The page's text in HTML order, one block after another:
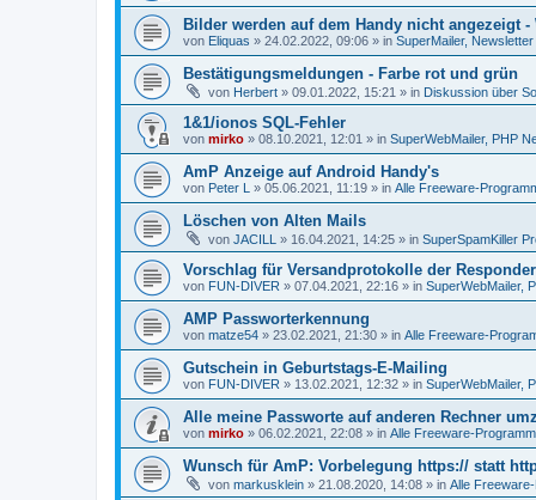
Bilder werden auf dem Handy nicht angezeigt -
von Eliquas » 24.02.2022, 09:06 » in SuperMailer,
Bestätigungsmeldungen - Farbe rot und grün
von Herbert » 09.01.2022, 15:21 » in Diskussion über
1&1/ionos SQL-Fehler
von mirko » 08.10.2021, 12:01 » in SuperWebMailer, PHP
AmP Anzeige auf Android Handy's
von Peter L » 05.06.2021, 11:19 » in Alle Freeware-
Löschen von Alten Mails
von JACILL » 16.04.2021, 14:25 » in SuperSpamKiller
Vorschlag für Versandprotokolle der Responder
von FUN-DIVER » 07.04.2021, 22:16 » in SuperWebMailer,
AMP Passworterkennung
von matze54 » 23.02.2021, 21:30 » in Alle Freeware-
Gutschein in Geburtstags-E-Mailing
von FUN-DIVER » 13.02.2021, 12:32 » in SuperWebMailer,
Alle meine Passworte auf anderen Rechner
von mirko » 06.02.2021, 22:08 » in Alle Freeware-
Wunsch für AmP: Vorbelegung https:// statt
von markusklein » 21.08.2020, 14:08 » in Alle